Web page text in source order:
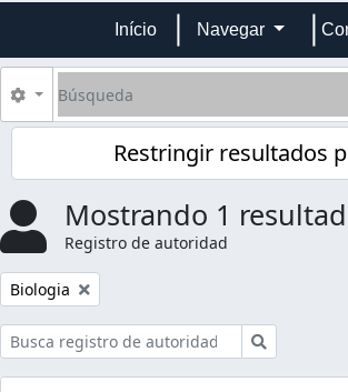
Início Navegar
Búsqueda
Search options
Restringir resultados
Mostrando 1
Registro de autoridad
Remove filter:
Biologia